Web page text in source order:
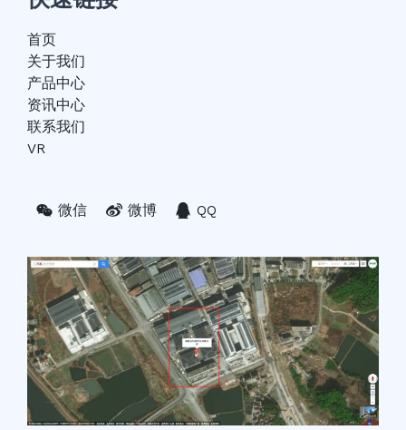
首页
关于我们
产品中心
资讯中心
联系我们
VR
微信 微博 QQ